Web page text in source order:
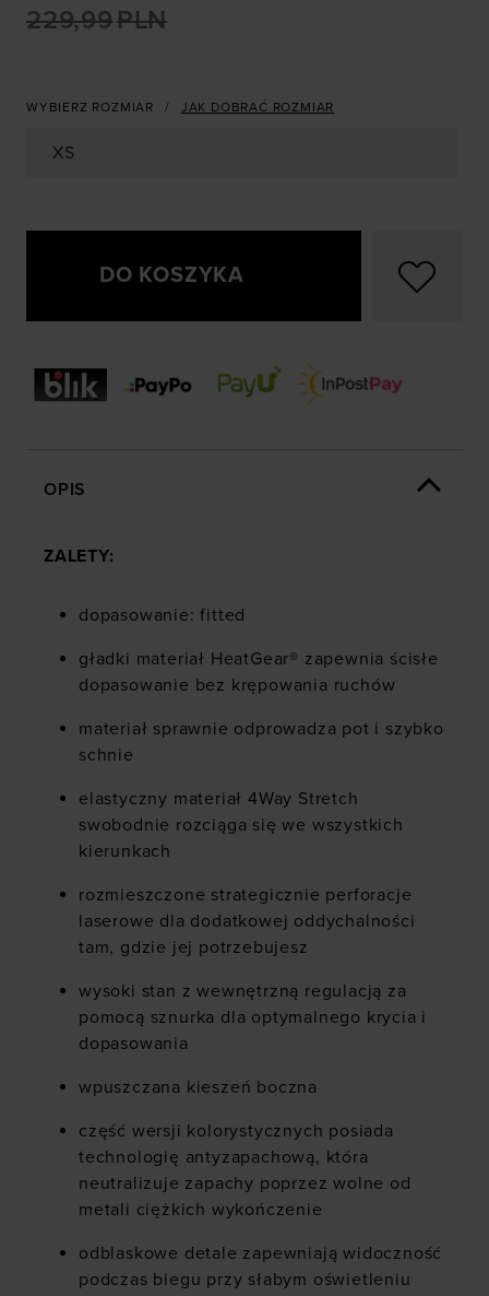
229,99PLN
WYBIERZ ROZMIAR JAK DOBRAĆ ROZMIAR
XS
DO KOSZYKA
OPIS
ZALETY:
dopasowanie: fitted
gładki materiał HeatGear® zapewnia ścisłe
dopasowanie bez krępowania ruchów
materiał sprawnie odprowadza pot i szybko
schnie
elastyczny materiał 4Way Stretch
swobodnie rozciąga się we wszystkich
kierunkach
rozmieszczone strategicznie perforacje
laserowe dla dodatkowej oddychalności
tam, gdzie jej potrzebujesz
wysoki stan z wewnętrzną regulacją za
pomocą sznurka dla optymalnego krycia i
dopasowania
wpuszczana kieszeń boczna
część wersji kolorystycznych posiada
technologię antyzapachową, która
neutralizuje zapachy poprzez wolne od
metali ciężkich wykończenie
odblaskowe detale zapewniają widoczność
podczas biegu przy słabym oświetleniu